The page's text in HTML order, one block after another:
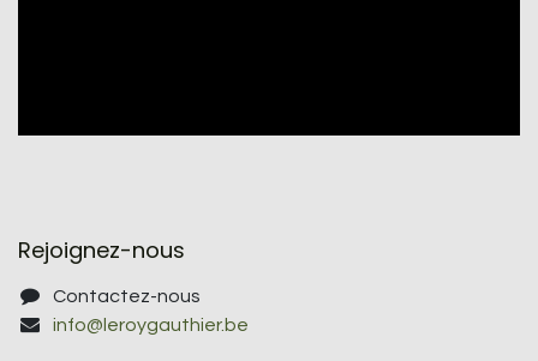
Rejoignez-nous
Contactez-nous
info@leroygauthier.be